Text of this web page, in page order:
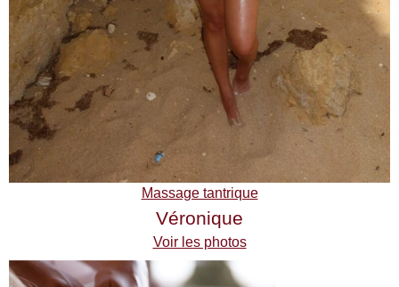
Massage tantrique
Véronique
Voir les photos